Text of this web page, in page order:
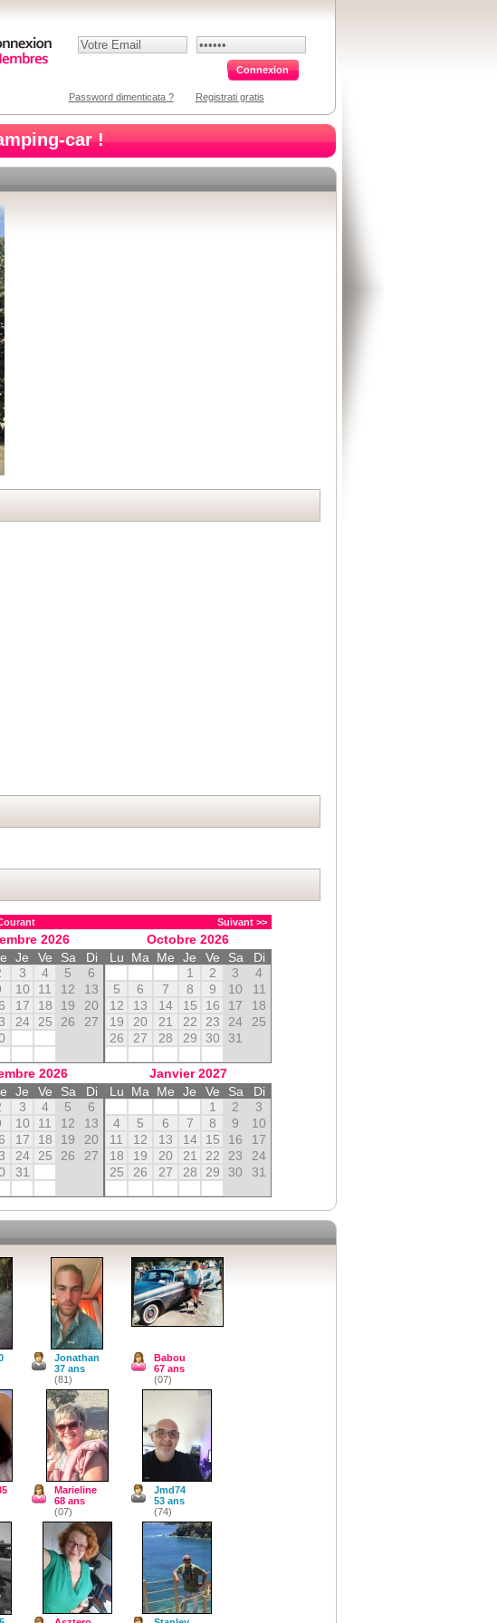
Password dimenticata ? Registrati gratis
car !
Suivant >>
2026
Je Ve Sa
Di
3 4 5
6
10 11 12
13
17 18 19
20
24 25 26
27
Octobre 2026
Lu
Ma Me Je Ve Sa
Di
1
2 3
4
5
6 7 8 9 10
11
12
13 14 15 16 17
18
19
20 21 22 23 24
25
26
27 28 29 30 31
2026
Je Ve Sa
Di
3 4 5
6
10 11 12
13
17 18 19
20
24 25 26
27
31
Janvier 2027
Lu
Ma Me Je Ve Sa
Di
1
2
3
4
5 6 7 8 9
10
11
12 13 14 15 16
17
18
19 20 21 22 23
24
25
26 27 28 29 30 31
Jonathan
37 ans
(81)
Babou
67 ans
(07)
Marieline
68 ans
(07)
Jmd74
53 ans
(74)